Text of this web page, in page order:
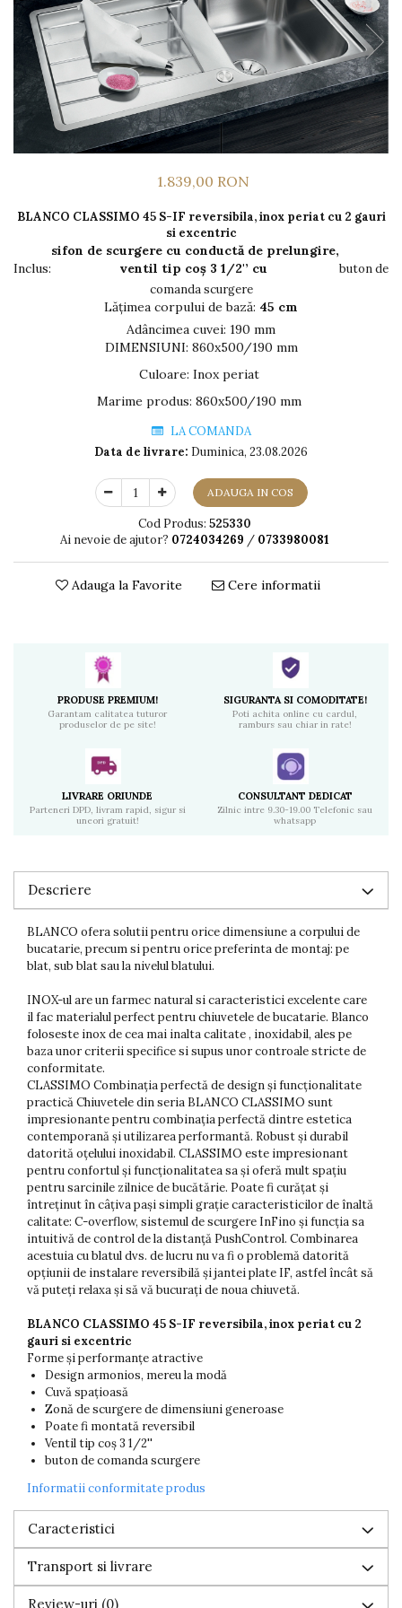
chiuvete
Accesorii chiuvete bucatarie
Gratar protectie chiuveta
Scurgator farfurii
Suporti burete
Tocatoare lemn si sticla
Sisteme de scurgere si cleme
Rasnite de cafea
Roboti de bucatarie
Spumarea laptelui
Espressoare cafea
Aparate de gatit-aragazuri
Masina de spalat vase
Accesorii
Seturi Electrocasnice
Sonerii electrice
Construieste singur
Module
Panouri si rame
1.839,00 RON
BLANCO CLASSIMO 45 S-IF reversibila, inox periat cu 2 gauri
si excentric
Inclus:
sifon de scurgere cu conductă de prelungire,
ventil tip coș 3 1/2'’ cu
buton de
comanda scurgere
Lățimea corpului de bază: 45 cm
Adâncimea cuvei: 190 mm
DIMENSIUNI: 860x500/190 mm
Culoare: Inox periat
Marime produs: 860x500/190 mm
LA COMANDA
Data de livrare: Duminica, 23.08.2026
ADAUGA IN COS
Cod Produs: 525330
Ai nevoie de ajutor? 0724034269 / 0733980081
Adauga la Favorite Cere informatii
PRODUSE PREMIUM!
Garantam calitatea tuturor
produselor de pe site!
SIGURANTA SI COMODITATE!
Poti achita online cu cardul,
ramburs sau chiar in rate!
LIVRARE ORIUNDE
Parteneri DPD, livram rapid, sigur si
uneori gratuit!
CONSULTANT DEDICAT
Zilnic intre 9.30-19.00 Telefonic sau
whatsapp
Descriere
BLANCO ofera solutii pentru orice dimensiune a corpului de
bucatarie, precum si pentru orice preferinta de montaj: pe
blat, sub blat sau la nivelul blatului.
INOX-ul are un farmec natural si caracteristici excelente care
il fac materialul perfect pentru chiuvetele de bucatarie. Blanco
foloseste inox de cea mai inalta calitate , inoxidabil, ales pe
baza unor criterii specifice si supus unor controale stricte de
conformitate.
CLASSIMO Combinația perfectă de design și funcționalitate
practică Chiuvetele din seria BLANCO CLASSIMO sunt
impresionante pentru combinația perfectă dintre estetica
contemporană și utilizarea performantă. Robust și durabil
datorită oțelului inoxidabil. CLASSIMO este impresionant
pentru confortul și funcționalitatea sa și oferă mult spațiu
pentru sarcinile zilnice de bucătărie. Poate fi curățat și
întreținut în câțiva pași simpli grație caracteristicilor de înaltă
calitate: C-overflow, sistemul de scurgere InFino și funcția sa
intuitivă de control de la distanță PushControl. Combinarea
acestuia cu blatul dvs. de lucru nu va fi o problemă datorită
opțiunii de instalare reversibilă și jantei plate IF, astfel încât să
vă puteți relaxa și să vă bucurați de noua chiuvetă.
BLANCO CLASSIMO 45 S-IF reversibila, inox periat cu 2
gauri si excentric
Forme și performanțe atractive
Design armonios, mereu la modă
Cuvă spațioasă
Zonă de scurgere de dimensiuni generoase
Poate fi montată reversibil
Ventil tip coș 3 1/2''
buton de comanda scurgere
Informatii conformitate produs
Caracteristici
Transport si livrare
Review-uri (0)